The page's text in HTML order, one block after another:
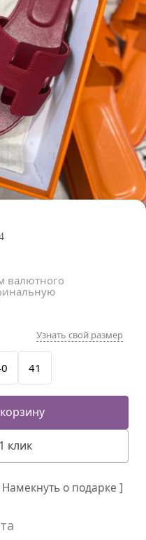
валютного
41
Узнать свой размер
клик
Намекнуть о подарке ]